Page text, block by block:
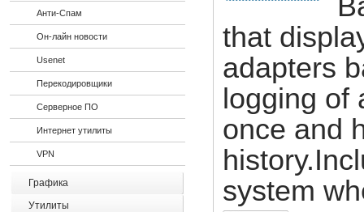
Анти-Спам
Он-лайн новости
Usenet
Перекодировщики
Серверное ПО
Интернет утилиты
VPN
Графика
Утилиты
that
adapters
logging of
once and
system